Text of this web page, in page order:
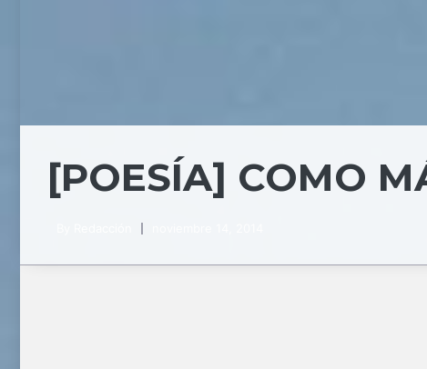
[POESÍA] COMO